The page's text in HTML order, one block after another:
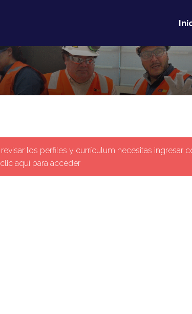
revisar los perfiles y currículum necesitas ingresar
aquí para acceder